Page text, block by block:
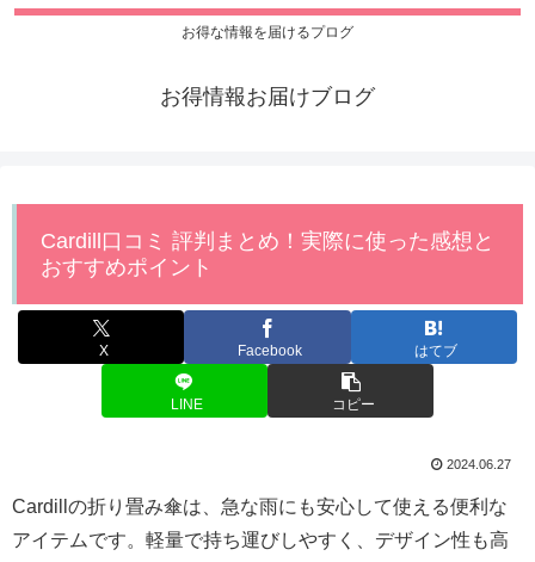
お得な情報を届けるプログ
お得情報お届けブログ
Cardill口コミ 評判まとめ！実際に使った感想と
おすすめポイント
X Facebook はてブ
LINE コピー
2024.06.27
Cardillの折り畳み傘は、急な雨にも安心して使える便利な
アイテムです。軽量で持ち運びしやすく、デザイン性も高